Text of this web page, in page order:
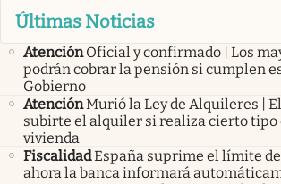
Últimas Noticias
Atención Oficial y confirmado | Los
podrán cobrar la pensión si cumplen
Gobierno
AtenciónMurió la Ley de Alquileres |
subirte el alquiler si realiza cierto tipo
vivienda
FiscalidadEspaña suprime el límite
ahora la banca informará